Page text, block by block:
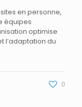
en personne,
équipes
optimise
l’adaptation du
0